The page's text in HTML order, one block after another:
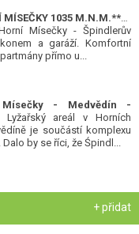
APARTMÁNY HORNÍ MÍSEČKY 1035 M.N.M.***-
Mísečky - Špindlerův
a garáží. Komfortní
přímo u...
- Medvědín -
areál v Horních
je součástí komplexu
by se říci, že Śpindl...
+ přidat